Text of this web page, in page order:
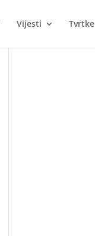
Vijesti Tvrtke